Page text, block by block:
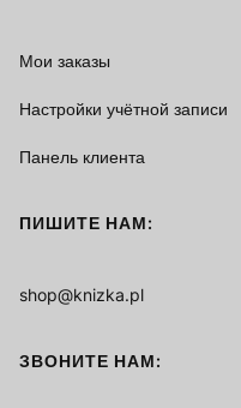
Мои заказы
Настройки учётной записи
Панель клиента
ПИШИТЕ НАМ:
shop@knizka.pl
ЗВОНИТЕ НАМ: